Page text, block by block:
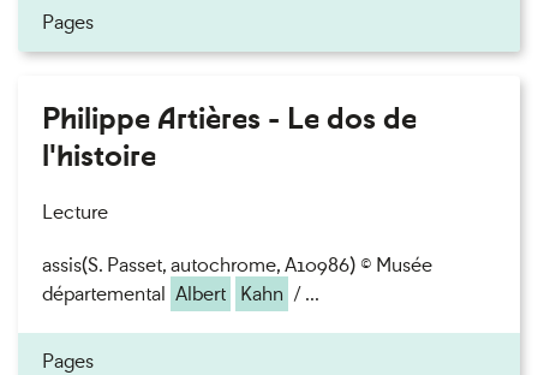
Pages
Philippe Artières - Le dos de
l'histoire
Lecture
assis(S. Passet, autochrome, A10986) © Musée
départemental Albert Kahn / ...
Pages